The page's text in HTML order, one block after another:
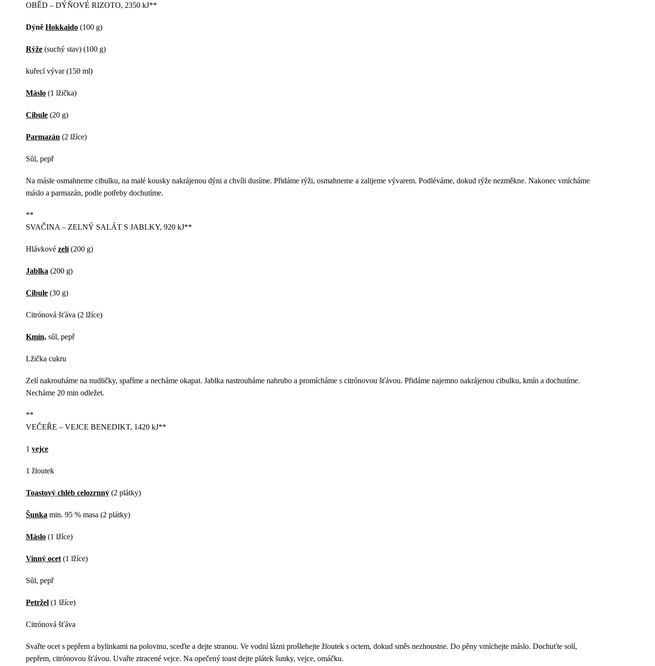
OBĚD – DÝŇOVÉ RIZOTO, 2350 kJ**
Dýně Hokkaido (100 g)
Rýže (suchý stav) (100 g)
kuřecí vývar (150 ml)
Máslo (1 lžička)
Cibule (20 g)
Parmazán (2 lžíce)
Sůl, pepř
Na másle osmahneme cibulku, na malé kousky nakrájenou dýni a chvíli dusíme. Přidáme rýži, osmahneme a zalijeme vývarem. Podléváme, dokud rýže nezměkne. Nakonec vmícháme
máslo a parmazán, podle potřeby dochutíme.
**
SVAČINA – ZELNÝ SALÁT S JABLKY, 920 kJ**
Hlávkové zelí(200 g)
Jablka (200 g)
Cibule (30 g)
Citrónová šťáva (2 lžíce)
Kmín, sůl, pepř
Lžička cukru
Zelí nakrouháme na nudličky, spaříme a necháme okapat. Jablka nastrouháme nahrubo a promícháme s citrónovou šťávou. Přidáme najemno nakrájenou cibulku, kmín a dochutíme.
Necháme 20 min odležet.
**
VEČEŘE – VEJCE BENEDIKT, 1420 kJ**
1 vejce
1 žloutek
Toastový chléb celozrnný (2 plátky)
Šunka min. 95 % masa (2 plátky)
Máslo (1 lžíce)
Vinný ocet (1 lžíce)
Sůl, pepř
Petržel (1 lžíce)
Citrónová šťáva
Svařte ocet s pepřem a bylinkami na polovinu, sceďte a dejte stranou. Ve vodní lázni prošlehejte žloutek s octem, dokud směs nezhoustne. Do pěny vmíchejte máslo. Dochuťte solí,
pepřem, citrónovou šťávou. Uvařte ztracené vejce. Na opečený toast dejte plátek šunky, vejce, omáčku.